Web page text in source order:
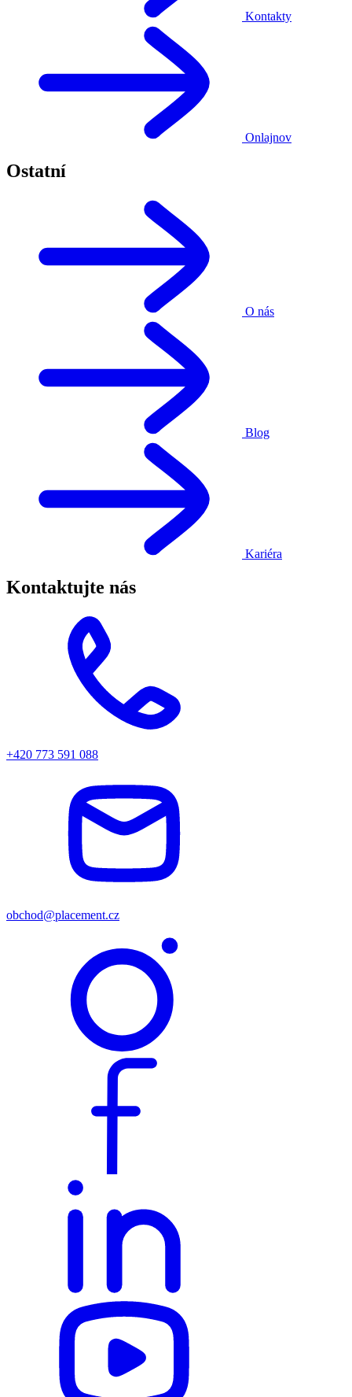
Kontakty
Onlajnov
Ostatní
O nás
Blog
Kariéra
Kontaktujte nás
+420 773 591 088
obchod@placement.cz